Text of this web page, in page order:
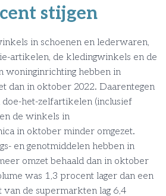
stijgen
in schoenen en lederwaren,
artikelen, de kledingwinkels en de
woninginrichting hebben in
dan in oktober 2022. Daarentegen
het-zelfartikelen (inclusief
de winkels in
in oktober minder omgezet.
en genotmiddelen hebben in
omzet behaald dan in oktober
was 1,3 procent lager dan een
van de supermarkten lag 6,4